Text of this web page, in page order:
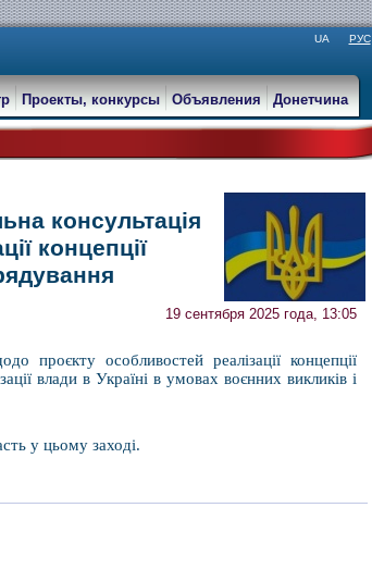
UA РУС
Проекты, конкурсы Объявления Донетчина
консультація
концепції
19 сентября 2025 года, 13:05
проєкту особливостей реалізації концепції
влади в Україні в умовах воєнних викликів і
у цьому заході.